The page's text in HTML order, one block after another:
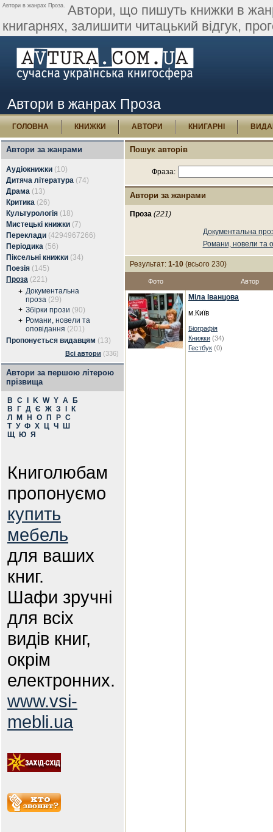
Автори в жанрах Проза. Автори, що пишуть книжки в
книгарнях, залишити читацький відгук,
Автори в жанрах Проза
ГОЛОВНА КНИЖКИ АВТОРИ КНИГАРНІ
Автори за жанрами
Аудіокнижки (10)
Дитяча література (74)
Драма (13)
Критика (26)
Культурологія (18)
Мистецькі книжки (7)
Переклади (4294967266)
Періодика (56)
Піксельні книжки (34)
Поезія (145)
Проза (221)
+ Документальна
проза (29)
+ Збірки прози (90)
+ Романи, новели та
оповідання (201)
Пропонується видавцям (13)
Всі автори (336)
Автори за першою літерою
прізвища
B C K W Y А
Б
В
Г Д Є Ж З
К
Л
М Н О П Р С
Т У Ф Х Ц Ч
Ш
Щ
Ю Я
Книголюбам
пропонуємо
купить
мебель
для ваших
книг.
Шафи зручні
для всіх
видів книг,
окрім
електронних.
www.vsi-
mebli.ua
Пошук авторів
Фраза:
Автори за жанрами
Проза (221)
Документальна
Романи, новели та
Результат: 1-10 (всього 230)
Фото Автор
Міла Іванцова
м.Київ
Біографія
Книжки (34)
Гестбук (0)